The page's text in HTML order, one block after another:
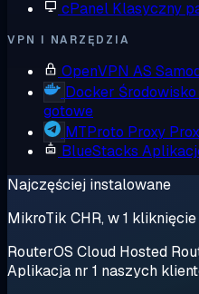
cPanel Klasyczny
VPN I NARZĘDZIA
OpenVPN AS
Docker
gotowe
MTProto Proxy
BlueStacks
Najczęściej instalowane
MikroTik CHR, w 1 kliknięcie
RouterOS Cloud Hosted
Aplikacja nr 1 naszych